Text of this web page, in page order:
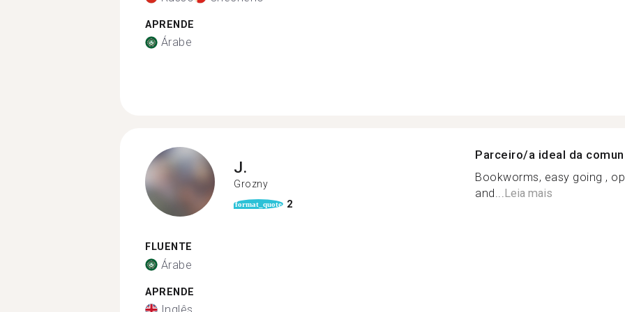
APRENDE
Árabe
J.
Grozny
format_quote 2
FLUENTE
Árabe
APRENDE
Parceiro/a ideal da
Bookworms, easy going ,
and...Leia mais